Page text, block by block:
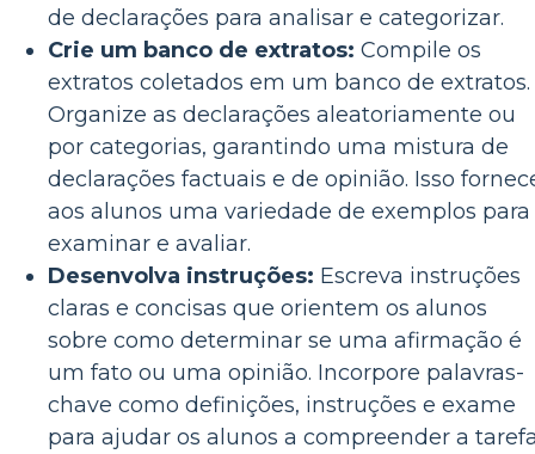
de declarações para analisar e categorizar.
Crie um banco de extratos: Compile os
extratos coletados em um banco de extratos.
Organize as declarações aleatoriamente ou
por categorias, garantindo uma mistura de
declarações factuais e de opinião. Isso
aos alunos uma variedade de exemplos para
examinar e avaliar.
Desenvolva instruções: Escreva instruções
claras e concisas que orientem os alunos
sobre como determinar se uma afirmação é
um fato ou uma opinião. Incorpore palavras-
chave como definições, instruções e exame
para ajudar os alunos a compreender a